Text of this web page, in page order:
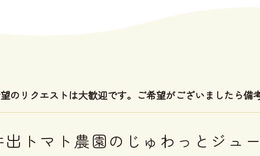
のリクエストは大歓迎です。ご希望がございましたら備
出トマト農園のじゅわっとジュ